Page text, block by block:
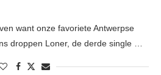
want onze favoriete Antwerpse
droppen Loner, de derde single …